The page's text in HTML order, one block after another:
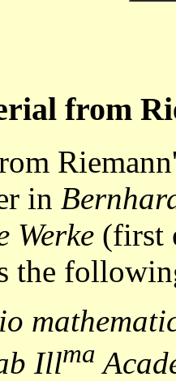
from
in
Werke (first
the
Illma